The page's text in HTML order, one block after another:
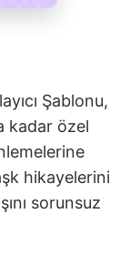
Şablonu,
kadar özel
hikayelerini
sorunsuz